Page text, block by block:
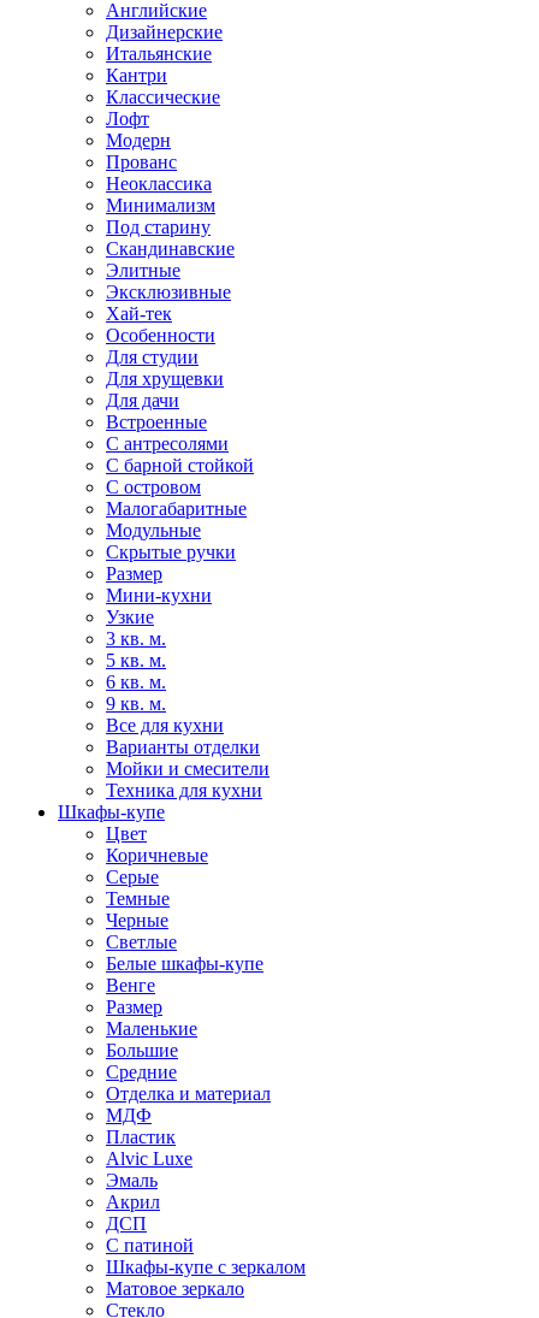
Английские
Дизайнерские
Итальянские
Кантри
Классические
Лофт
Модерн
Прованс
Неоклассика
Минимализм
Под старину
Скандинавские
Элитные
Эксклюзивные
Хай-тек
Особенности
Для студии
Для хрущевки
Для дачи
Встроенные
С антресолями
С барной стойкой
С островом
Малогабаритные
Модульные
Скрытые ручки
Размер
Мини-кухни
Узкие
3 кв. м.
5 кв. м.
6 кв. м.
9 кв. м.
Все для кухни
Варианты отделки
Мойки и смесители
Техника для кухни
Шкафы-купе
Цвет
Коричневые
Серые
Темные
Черные
Светлые
Белые шкафы-купе
Венге
Размер
Маленькие
Большие
Средние
Отделка и материал
МДФ
Пластик
Alvic Luxe
Эмаль
Акрил
ДСП
С патиной
Шкафы-купе с зеркалом
Матовое зеркало
Стекло